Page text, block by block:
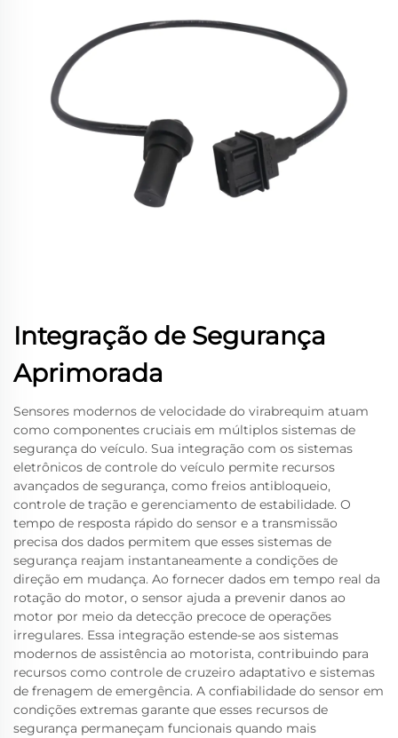
Integração de Segurança
Aprimorada
Sensores modernos de velocidade do virabrequim atuam
como componentes cruciais em múltiplos sistemas de
segurança do veículo. Sua integração com os sistemas
eletrônicos de controle do veículo permite recursos
avançados de segurança, como freios antibloqueio,
controle de tração e gerenciamento de estabilidade. O
tempo de resposta rápido do sensor e a transmissão
precisa dos dados permitem que esses sistemas de
segurança reajam instantaneamente a condições de
direção em mudança. Ao fornecer dados em tempo real da
rotação do motor, o sensor ajuda a prevenir danos ao
motor por meio da detecção precoce de operações
irregulares. Essa integração estende-se aos sistemas
modernos de assistência ao motorista, contribuindo para
recursos como controle de cruzeiro adaptativo e sistemas
de frenagem de emergência. A confiabilidade do sensor em
condições extremas garante que esses recursos de
segurança permaneçam funcionais quando mais